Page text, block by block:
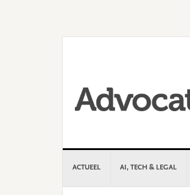
ACTUEEL AI, TECH & LEGAL